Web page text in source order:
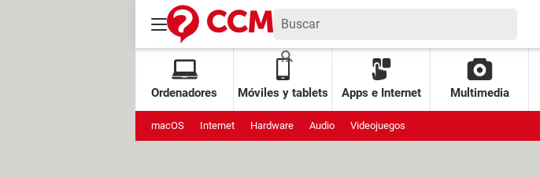
Ordenadores Móviles y tablets Apps e Internet Multimedia
macOS Internet Hardware Audio Videojuegos